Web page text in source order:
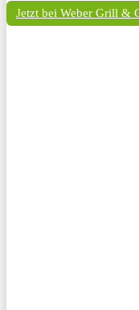
Jetzt bei Weber Grill &